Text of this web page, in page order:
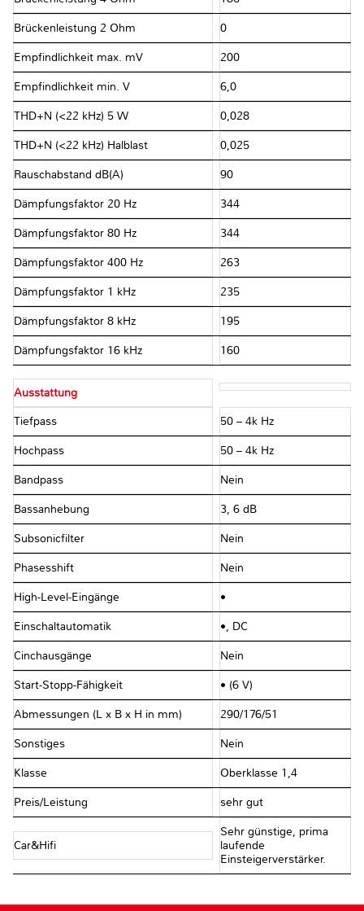
Brückenleistung 2 Ohm 0
Empfindlichkeit max. mV 200
Empfindlichkeit min. V 6,0
THD+N (<22 kHz) 5 W 0,028
THD+N (<22 kHz) Halblast 0,025
Rauschabstand dB(A) 90
Dämpfungsfaktor 20 Hz 344
Dämpfungsfaktor 80 Hz 344
Dämpfungsfaktor 400 Hz 263
Dämpfungsfaktor 1 kHz 235
Dämpfungsfaktor 8 kHz 195
Dämpfungsfaktor 16 kHz 160
Ausstattung
Tiefpass 50 – 4k Hz
Hochpass 50 – 4k Hz
Bandpass Nein
Bassanhebung 3, 6 dB
Subsonicfilter Nein
Phasesshift Nein
High-Level-Eingänge •
Einschaltautomatik •, DC
Cinchausgänge Nein
Start-Stopp-Fähigkeit • (6 V)
Abmessungen (L x B x H in mm) 290/176/51
Sonstiges Nein
Klasse Oberklasse 1,4
Preis/Leistung sehr gut
Car&Hifi
Sehr günstige, prima
laufende
Einsteigerverstärker.